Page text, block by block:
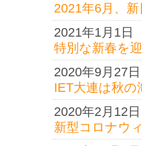
2021年6月、
2021年1月1日
特別な新春を
2020年9月27日
IET大連は秋
2020年2月12日
新型コロナウ